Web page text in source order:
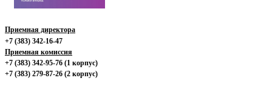
Приемная директора
+7 (383) 342-16-47
Приемная комиссия
+7 (383) 342-95-76 (1 корпус)
+7 (383) 279-87-26 (2 корпус)